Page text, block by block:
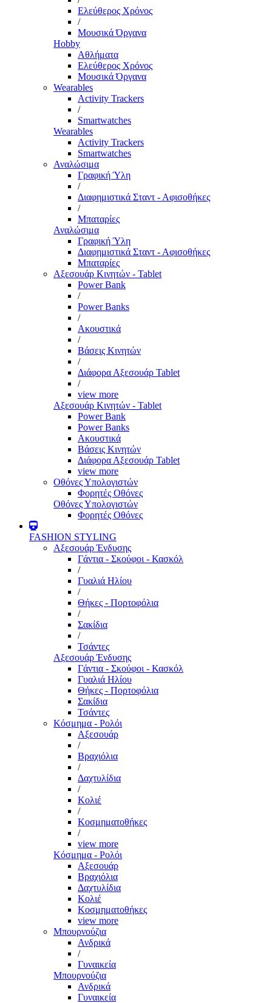
Ελεύθερος Χρόνος
/
Μουσικά Όργανα
Hobby
Αθλήματα
Ελεύθερος Χρόνος
Μουσικά Όργανα
Wearables
Activity Trackers
/
Smartwatches
Wearables
Activity Trackers
Smartwatches
Αναλώσιμα
Γραφική Ύλη
/
Διαφημιστικά Σταντ - Αφισοθήκες
/
Μπαταρίες
Αναλώσιμα
Γραφική Ύλη
Διαφημιστικά Σταντ - Αφισοθήκες
Μπαταρίες
Αξεσουάρ Κινητών - Tablet
Power Bank
/
Power Banks
/
Ακουστικά
/
Βάσεις Κινητών
/
Διάφορα Αξεσουάρ Tablet
/
view more
Αξεσουάρ Κινητών - Tablet
Power Bank
Power Banks
Ακουστικά
Βάσεις Κινητών
Διάφορα Αξεσουάρ Tablet
view more
Οθόνες Υπολογιστών
Φορητές Οθόνες
Οθόνες Υπολογιστών
Φορητές Οθόνες
FASHION STYLING
Αξεσουάρ Ένδυσης
Γάντια - Σκούφοι - Κασκόλ
/
Γυαλιά Ηλίου
/
Θήκες - Πορτοφόλια
/
Σακίδια
/
Τσάντες
Αξεσουάρ Ένδυσης
Γάντια - Σκούφοι - Κασκόλ
Γυαλιά Ηλίου
Θήκες - Πορτοφόλια
Σακίδια
Τσάντες
Κόσμημα - Ρολόι
Αξεσουάρ
/
Βραχιόλια
/
Δαχτυλίδια
/
Κολιέ
/
Κοσμηματοθήκες
/
view more
Κόσμημα - Ρολόι
Αξεσουάρ
Βραχιόλια
Δαχτυλίδια
Κολιέ
Κοσμηματοθήκες
view more
Μπουρνούζια
Ανδρικά
/
Γυναικεία
Μπουρνούζια
Ανδρικά
Γυναικεία